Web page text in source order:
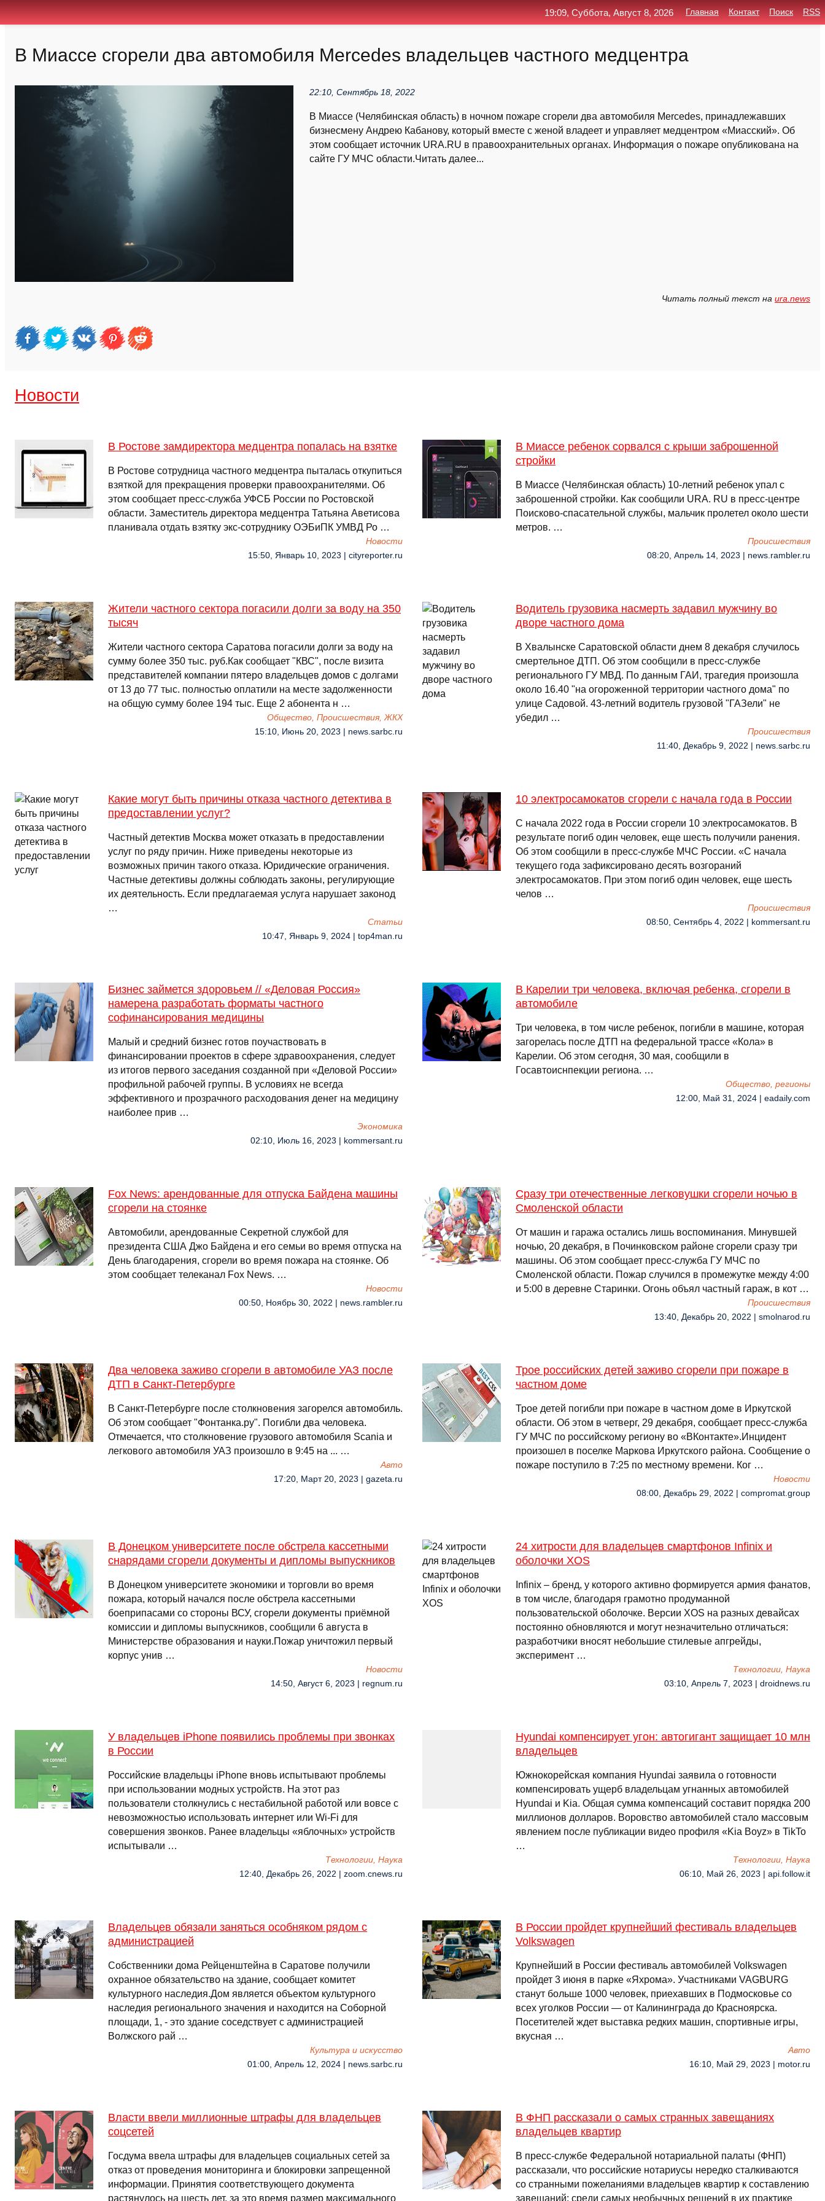
В Миассе сгорели два автомобиля Mercedes владельцев частного медцентра
22:10, Сентябрь 18, 2022
В Миассе (Челябинская область) в ночном пожаре сгорели два автомобиля Mercedes, принадлежавших
бизнесмену Андрею Кабанову, который вместе с женой владеет и управляет медцентром «Миасский». Об
этом сообщает источник URA.RU в правоохранительных органах. Информация о пожаре опубликована на
сайте ГУ МЧС области.Читать далее...
Читать полный текст на ura.news
Новости
В Ростове замдиректора медцентра попалась на взятке
В Ростове сотрудница частного медцентра пыталась откупиться
взяткой для прекращения проверки правоохранителями. Об
этом сообщает пресс-служба УФСБ России по Ростовской
области. Заместитель директора медцентра Татьяна Аветисова
планивала отдать взятку экс-сотруднику ОЭБиПК УМВД Ро …
Новости
15:50, Январь 10, 2023 | cityreporter.ru
В Миассе ребенок сорвался с крыши заброшенной
стройки
В Миассе (Челябинская область) 10-летний ребенок упал с
заброшенной стройки. Как сообщили URA. RU в пресс-центре
Поисково-спасательной службы, мальчик пролетел около шести
метров. …
Происшествия
08:20, Апрель 14, 2023 | news.rambler.ru
Жители частного сектора погасили долги за воду на 350
тысяч
Жители частного сектора Саратова погасили долги за воду на
сумму более 350 тыс. руб.Как сообщает "КВС", после визита
представителей компании пятеро владельцев домов с долгами
от 13 до 77 тыс. полностью оплатили на месте задолженности
на общую сумму более 194 тыс. Еще 2 абонента н …
Общество, Происшествия, ЖКХ
15:10, Июнь 20, 2023 | news.sarbc.ru
Водитель грузовика насмерть задавил мужчину во
дворе частного дома
В Хвалынске Саратовской области днем 8 декабря случилось
смертельное ДТП. Об этом сообщили в пресс-службе
регионального ГУ МВД. По данным ГАИ, трагедия произошла
около 16.40 "на огороженной территории частного дома" по
улице Садовой. 43-летний водитель грузовой "ГАЗели" не
убедил …
Происшествия
11:40, Декабрь 9, 2022 | news.sarbc.ru
Какие могут быть причины отказа частного детектива в
предоставлении услуг?
Частный детектив Москва может отказать в предоставлении
услуг по ряду причин. Ниже приведены некоторые из
возможных причин такого отказа. Юридические ограничения.
Частные детективы должны соблюдать законы, регулирующие
их деятельность. Если предлагаемая услуга нарушает законод
…
Cтатьи
10:47, Январь 9, 2024 | top4man.ru
10 электросамокатов сгорели с начала года в России
С начала 2022 года в России сгорели 10 электросамокатов. В
результате погиб один человек, еще шесть получили ранения.
Об этом сообщили в пресс-службе МЧС России. «С начала
текущего года зафиксировано десять возгораний
электросамокатов. При этом погиб один человек, еще шесть
челов …
Происшествия
08:50, Сентябрь 4, 2022 | kommersant.ru
Бизнес займется здоровьем // «Деловая Россия»
намерена разработать форматы частного
софинансирования медицины
Малый и средний бизнес готов поучаствовать в
финансировании проектов в сфере здравоохранения, следует
из итогов первого заседания созданной при «Деловой России»
профильной рабочей группы. В условиях не всегда
эффективного и прозрачного расходования денег на медицину
наиболее прив …
Экономика
02:10, Июль 16, 2023 | kommersant.ru
В Карелии три человека, включая ребенка, сгорели в
автомобиле
Три человека, в том числе ребенок, погибли в машине, которая
загорелась после ДТП на федеральной трассе «Кола» в
Карелии. Об этом сегодня, 30 мая, сообщили в
Госавтоиснпекции региона. …
Общество, регионы
12:00, Май 31, 2024 | eadaily.com
Fox News: арендованные для отпуска Байдена машины
сгорели на стоянке
Автомобили, арендованные Секретной службой для
президента США Джо Байдена и его семьи во время отпуска на
День благодарения, сгорели во время пожара на стоянке. Об
этом сообщает телеканал Fox News. …
Новости
00:50, Ноябрь 30, 2022 | news.rambler.ru
Сразу три отечественные легковушки сгорели ночью в
Смоленской области
От машин и гаража остались лишь воспоминания. Минувшей
ночью, 20 декабря, в Починковском районе сгорели сразу три
машины. Об этом сообщает пресс-служба ГУ МЧС по
Смоленской области. Пожар случился в промежутке между 4:00
и 5:00 в деревне Старинки. Огонь объял частный гараж, в кот …
Происшествия
13:40, Декабрь 20, 2022 | smolnarod.ru
Два человека заживо сгорели в автомобиле УАЗ после
ДТП в Санкт-Петербурге
В Санкт-Петербурге после столкновения загорелся автомобиль.
Об этом сообщает "Фонтанка.ру". Погибли два человека.
Отмечается, что столкновение грузового автомобиля Scania и
легкового автомобиля УАЗ произошло в 9:45 на ... …
Авто
17:20, Март 20, 2023 | gazeta.ru
Трое российских детей заживо сгорели при пожаре в
частном доме
Трое детей погибли при пожаре в частном доме в Иркутской
области. Об этом в четверг, 29 декабря, сообщает пресс-служба
ГУ МЧС по российскому региону во «ВКонтакте».Инцидент
произошел в поселке Маркова Иркутского района. Сообщение о
пожаре поступило в 7:25 по местному времени. Ког …
Новости
08:00, Декабрь 29, 2022 | compromat.group
В Донецком университете после обстрела кассетными
снарядами сгорели документы и дипломы выпускников
В Донецком университете экономики и торговли во время
пожара, который начался после обстрела кассетными
боеприпасами со стороны ВСУ, сгорели документы приёмной
комиссии и дипломы выпускников, сообщили 6 августа в
Министерстве образования и науки.Пожар уничтожил первый
корпус унив …
Новости
14:50, Август 6, 2023 | regnum.ru
24 хитрости для владельцев смартфонов Infinix и
оболочки XOS
Infinix – бренд, у которого активно формируется армия фанатов,
в том числе, благодаря грамотно продуманной
пользовательской оболочке. Версии XOS на разных девайсах
постоянно обновляются и могут незначительно отличаться:
разработчики вносят небольшие стилевые апгрейды,
эксперимент …
Технологии, Наука
03:10, Апрель 7, 2023 | droidnews.ru
У владельцев iPhone появились проблемы при звонках
в России
Российские владельцы iPhone вновь испытывают проблемы
при использовании модных устройств. На этот раз
пользователи столкнулись с нестабильной работой или вовсе с
невозможностью использовать интернет или Wi-Fi для
совершения звонков. Ранее владельцы «яблочных» устройств
испытывали …
Технологии, Наука
12:40, Декабрь 26, 2022 | zoom.cnews.ru
Hyundai компенсирует угон: автогигант защищает 10 млн
владельцев
Южнокорейская компания Hyundai заявила о готовности
компенсировать ущерб владельцам угнанных автомобилей
Hyundai и Kia. Общая сумма компенсаций составит порядка 200
миллионов долларов. Воровство автомобилей стало массовым
явлением после публикации видео профиля «Kia Boyz» в TikTo
…
Технологии, Наука
06:10, Май 26, 2023 | api.follow.it
Владельцев обязали заняться особняком рядом с
администрацией
Собственники дома Рейценштейна в Саратове получили
охранное обязательство на здание, сообщает комитет
культурного наследия.Дом является объектом культурного
наследия регионального значения и находится на Соборной
площади, 1, - это здание соседствует с администрацией
Волжского рай …
Культура и искусство
01:00, Апрель 12, 2024 | news.sarbc.ru
В России пройдет крупнейший фестиваль владельцев
Volkswagen
Крупнейший в России фестиваль автомобилей Volkswagen
пройдет 3 июня в парке «Яхрома». Участниками VAGBURG
станут больше 1000 человек, приехавших в Подмосковье со
всех уголков России — от Калининграда до Красноярска.
Посетителей ждет выставка редких машин, спортивные игры,
вкусная …
Авто
16:10, Май 29, 2023 | motor.ru
Власти ввели миллионные штрафы для владельцев
соцсетей
Госдума ввела штрафы для владельцев социальных сетей за
отказ от проведения мониторинга и блокировки запрещенной
информации. Принятия соответствующего документа
растянулось на шесть лет, за это время размер максимального
В ФНП рассказали о самых странных завещаниях
владельцев квартир
В пресс-службе Федеральной нотариальной палаты (ФНП)
рассказали, что российские нотариусы нередко сталкиваются
со странными пожеланиями владельцев квартир к составлению
завещаний: среди самых необычных решений в их практике
19:09, Суббота, Август 8, 2026 Главная Контакт Поиск RSS